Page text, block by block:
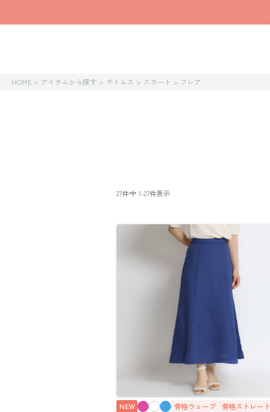
HOME アイテムから探す ボトムス スカート フレア
27件中 1-27件表示
NEW 骨格ウェーブ 骨格ストレート